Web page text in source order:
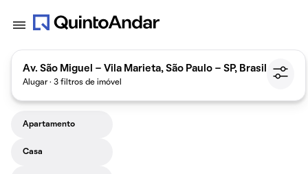
Av. São Miguel - Vila Marieta, São Paulo - SP, Brasil
Alugar · 3 filtros de imóvel
Apartamento
Casa